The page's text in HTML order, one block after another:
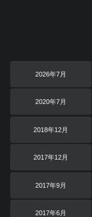
2026年7月
2020年7月
2018年12月
2017年12月
2017年9月
2017年6月